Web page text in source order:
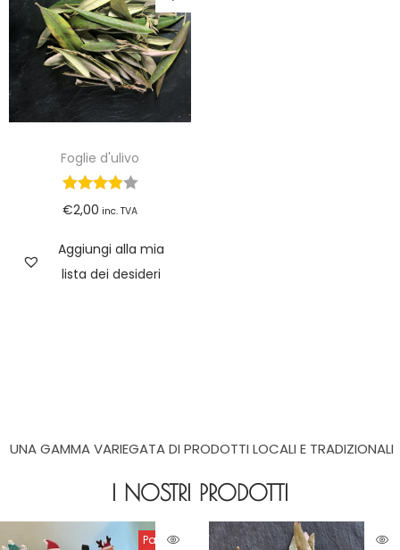
Foglie d'ulivo
€2,00 inc. TVA
Aggiungi alla mia
lista dei desideri
UNA GAMMA VARIEGATA DI PRODOTTI LOCALI E TRADIZIONALI
I NOSTRI PRODOTTI
Pausa